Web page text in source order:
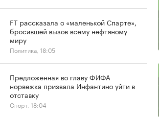
FT рассказала о «маленькой Спарте»,
бросившей вызов всему нефтяному
миру
Политика, 18:05
Предложенная во главу ФИФА
норвежка призвала Инфантино уйти в
отставку
Спорт, 18:04